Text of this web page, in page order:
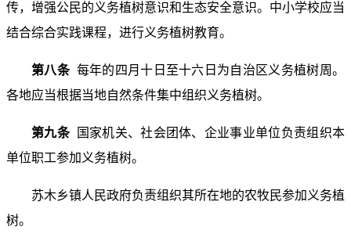
传，增强公民的义务植树意识和生态安全意识。中小学校应当
结合综合实践课程，进行义务植树教育。
第八条 每年的四月十日至十六日为自治区义务植树周。
各地应当根据当地自然条件集中组织义务植树。
第九条
国家机关、社会团体、企业事业单位负责组织本
单位职工参加义务植树。
苏木乡镇人民政府负责组织其所在地的农牧民参加义务植
树。